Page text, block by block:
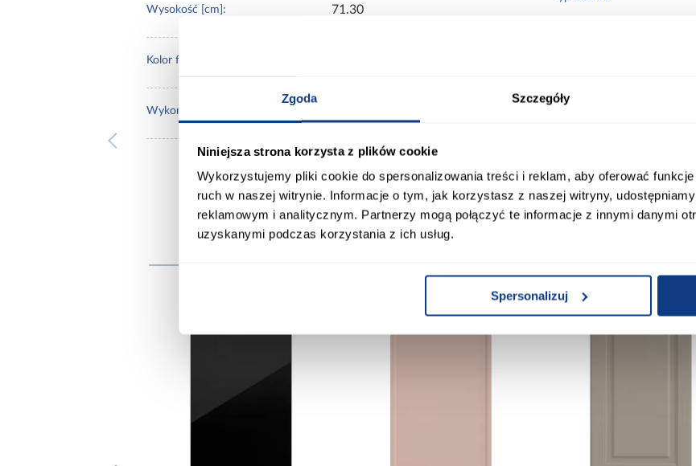
Zgoda Szczegóły
Niniejsza strona korzysta z plików cookie
Wykorzystujemy pliki cookie do spersonalizowania treści i reklam, aby oferować
ruch w naszej witrynie. Informacje o tym, jak korzystasz z naszej witryny,
reklamowym i analitycznym. Partnerzy mogą połączyć te informacje z innymi danymi
uzyskanymi podczas korzystania z ich usług.
Spersonalizuj
Wysokość [cm]: 71.30
Kolor frontów:
Wykończenie frontów:
Produkty